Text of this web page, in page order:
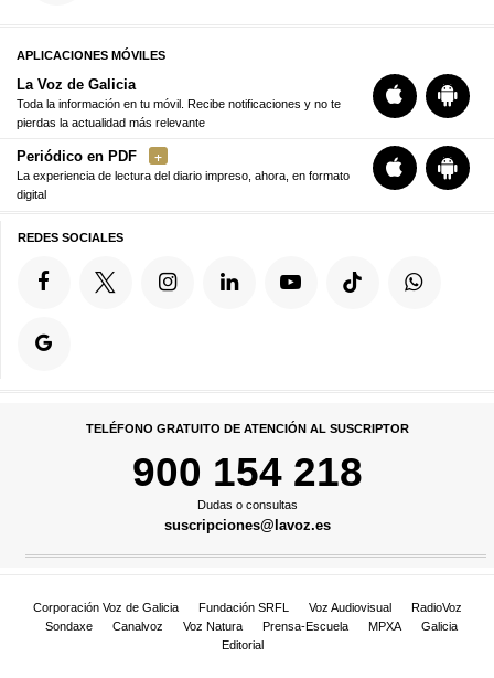
APLICACIONES MÓVILES
La Voz de Galicia
Toda la información en tu móvil. Recibe notificaciones y no te
pierdas la actualidad más relevante
Periódico en PDF
La experiencia de lectura del diario impreso, ahora, en formato
digital
REDES SOCIALES
TELÉFONO GRATUITO DE ATENCIÓN AL SUSCRIPTOR
900 154 218
Dudas o consultas
suscripciones@lavoz.es
Corporación Voz de Galicia Fundación SRFL Voz Audiovisual
RadioVoz
Sondaxe
Canalvoz Voz Natura Prensa-Escuela MPXA
Galicia
Editorial